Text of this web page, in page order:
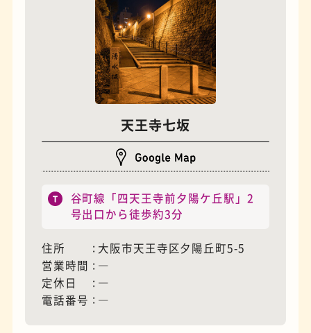
石窯ピザ
天王寺七坂
谷町線「四天王寺前夕陽ケ丘駅」2
号出口から徒歩約3分
住所
大阪市天王寺区夕陽丘町5-5
営業時間
―
定休日
―
電話番号
―